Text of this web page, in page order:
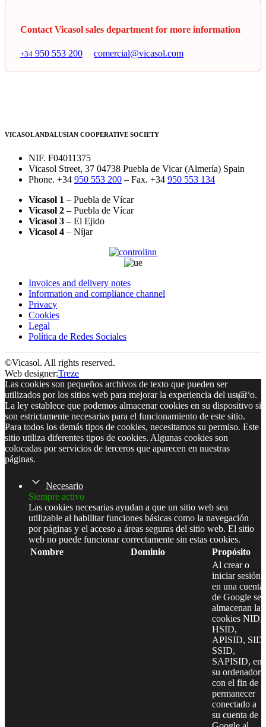
Contact Vicasol sales department for more information
+34 950 553 200 comercial@vicasol.com
VICASOL ANDALUSIAN COOPERATIVE SOCIETY
NIF. F04011375
Vicasol Street, 37 04738 Puebla de Vicar (Almería) Spain
Phone. +34 950 553 200 – Fax. +34 950 553 134
Vicasol 1 – Puebla de Vícar
Vicasol 2 – Puebla de Vícar
Vicasol 3 – El Ejido
Vicasol 4 – Níjar
Invoices and delivery notes
Information and compliance channel
Privacy
Cookies
Legal
Política de Redes Sociales
©Vicasol. All rights reserved.
Web designer:Treze
Las cookies son pequeños archivos de texto que pueden ser
utilizados por los sitios web para mejorar la experiencia del usuario.
La ley establece que podemos almacenar cookies en su dispositivo si
son estrictamente necesarias para el funcionamiento de este sitio.
Para todos los demás tipos de cookies, necesitamos su permiso. Este
sitio utiliza diferentes tipos de cookies. Algunas cookies son
colocadas por servicios de terceros que aparecen en nuestras
páginas.
Necesario
Siempre activo
Las cookies necesarias ayudan a que un sitio web sea
utilizable al habilitar funciones básicas como la navegación
por páginas y el acceso a áreas seguras del sitio web. El sitio
web no puede funcionar correctamente sin estas cookies.
Nombre
Dominio
Propósito
Al crear o
iniciar sesión
en una cuenta
de Google se
almacenan las
cookies NID,
HSID,
APISID, SID,
SSID,
SAPISID, en
su ordenador
con el fin de
permanecer
conectado a
su cuenta de